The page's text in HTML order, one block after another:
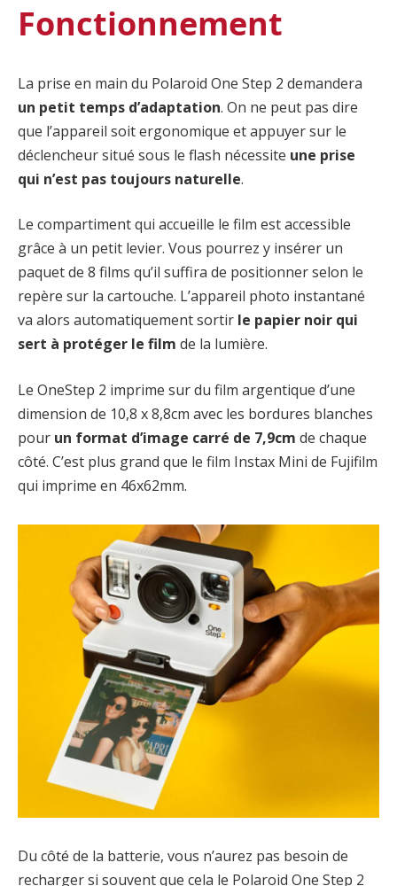
Fonctionnement
La prise en main du Polaroid One Step 2 demandera
un petit temps d’adaptation. On ne peut pas dire
que l’appareil soit ergonomique et appuyer sur le
déclencheur situé sous le flash nécessite une prise
qui n’est pas toujours naturelle.
Le compartiment qui accueille le film est accessible
grâce à un petit levier. Vous pourrez y insérer un
paquet de 8 films qu’il suffira de positionner selon le
repère sur la cartouche. L’appareil photo instantané
va alors automatiquement sortir le papier noir qui
sert à protéger le film de la lumière.
Le OneStep 2 imprime sur du film argentique d’une
dimension de 10,8 x 8,8cm avec les bordures blanches
pour un format d’image carré de 7,9cm de chaque
côté. C’est plus grand que le film Instax Mini de Fujifilm
qui imprime en 46x62mm.
Du côté de la batterie, vous n’aurez pas besoin de
recharger si souvent que cela le Polaroid One Step 2